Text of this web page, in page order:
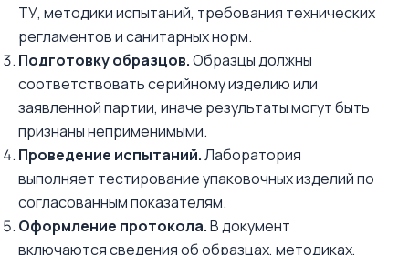
ТУ, методики испытаний, требования технических
регламентов и санитарных норм.
Подготовку образцов.Образцы должны
соответствовать серийному изделию или
заявленной партии, иначе результаты могут быть
признаны неприменимыми.
Проведение испытаний.Лаборатория
выполняет тестирование упаковочных изделий по
согласованным показателям.
Оформление протокола.В документ
включаются сведения об образцах, методиках,